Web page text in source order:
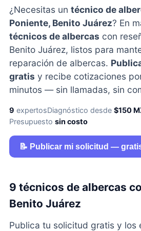
¿Necesitas un técnico de
Poniente, Benito Juárez? En
técnicos de albercas con
Benito Juárez, listos para
reparación de albercas.
gratis y recibe cotizaciones
minutos — sin llamadas, sin
9 expertosDiagnóstico desde $150
Presupuesto sin costo
📝 Publicar mi solicitud —
9 técnicos de albercas
Benito Juárez
Publica tu solicitud gratis y los